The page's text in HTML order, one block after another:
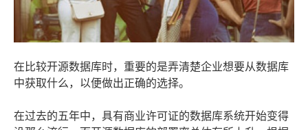
在比较开源数据库时，重要的是弄清楚企业想要从数据库
中获取什么，以便做出正确的选择。
在过去的五年中，具有商业许可证的数据库系统开始变得